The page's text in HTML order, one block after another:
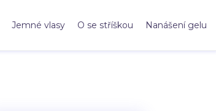
Jemné vlasy O se stříškou Nanášení gelu